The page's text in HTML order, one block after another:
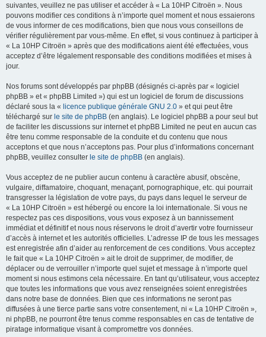
suivantes, veuillez ne pas utiliser et accéder à « La 10HP Citroën ». Nous
pouvons modifier ces conditions à n’importe quel moment et nous essaierons
de vous informer de ces modifications, bien que nous vous conseillons de
vérifier régulièrement par vous-même. En effet, si vous continuez à participer à
« La 10HP Citroën » après que des modifications aient été effectuées, vous
acceptez d’être légalement responsable des conditions modifiées et mises à
jour.
Nos forums sont développés par phpBB (désignés ci-après par « logiciel
phpBB » et « phpBB Limited ») qui est un logiciel de forum de discussions
déclaré sous la « licence publique générale GNU 2.0 » et qui peut être
téléchargé sur le site de phpBB (en anglais). Le logiciel phpBB a pour seul but
de faciliter les discussions sur internet et phpBB Limited ne peut en aucun cas
être tenu comme responsable de la conduite et du contenu que nous
acceptons et que nous n’acceptons pas. Pour plus d’informations concernant
phpBB, veuillez consulter le site de phpBB (en anglais).
Vous acceptez de ne publier aucun contenu à caractère abusif, obscène,
vulgaire, diffamatoire, choquant, menaçant, pornographique, etc. qui pourrait
transgresser la législation de votre pays, du pays dans lequel le serveur de
« La 10HP Citroën » est hébergé ou encore la loi internationale. Si vous ne
respectez pas ces dispositions, vous vous exposez à un bannissement
immédiat et définitif et nous nous réservons le droit d’avertir votre fournisseur
d’accès à internet et les autorités officielles. L’adresse IP de tous les messages
est enregistrée afin d’aider au renforcement de ces conditions. Vous acceptez
le fait que « La 10HP Citroën » ait le droit de supprimer, de modifier, de
déplacer ou de verrouiller n’importe quel sujet et message à n’importe quel
moment si nous estimons cela nécessaire. En tant qu’utilisateur, vous acceptez
que toutes les informations que vous avez renseignées soient enregistrées
dans notre base de données. Bien que ces informations ne seront pas
diffusées à une tierce partie sans votre consentement, ni « La 10HP Citroën »,
ni phpBB, ne pourront être tenus comme responsables en cas de tentative de
piratage informatique visant à compromettre vos données.